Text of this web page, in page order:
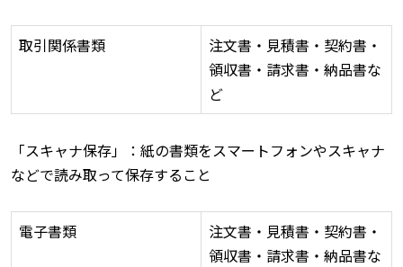
取引関係書類
注文書・見積書・契約書・
領収書・請求書・納品書な
ど
「スキャナ保存」：紙の書類をスマートフォンやスキャナ
などで読み取って保存すること
電子書類
注文書・見積書・契約書・
領収書・請求書・納品書な